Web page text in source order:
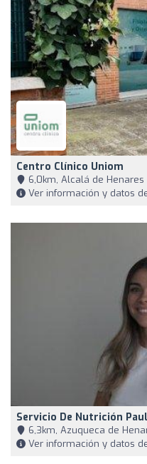
Centro Clínico Uniom
6,0km, Alcalá de Henares
Ver información y datos
Servicio De Nutrición
6,3km, Azuqueca de
Ver información y datos